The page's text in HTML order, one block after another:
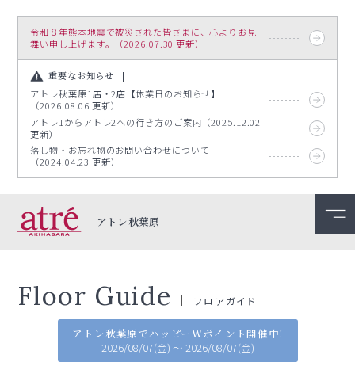
令和８年熊本地震で被災された皆さまに、心よりお見
舞い申し上げます。（2026.07.30 更新）
重要なお知らせ
アトレ秋葉原1店・2店【休業日のお知らせ】
（2026.08.06 更新）
アトレ1からアトレ2への行き方のご案内（2025.12.02
更新）
落し物・お忘れ物のお問い合わせについて
（2024.04.23 更新）
アトレ秋葉原
Floor Guide フロアガイド
アトレ秋葉原でハッピーWポイント開催中!
2026/08/07(金) ～ 2026/08/07(金)